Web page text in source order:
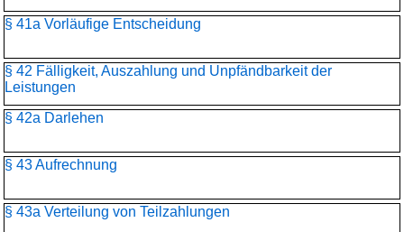
§ 41a Vorläufige Entscheidung
§ 42 Fälligkeit, Auszahlung und Unpfändbarkeit der
Leistungen
§ 42a Darlehen
§ 43 Aufrechnung
§ 43a Verteilung von Teilzahlungen